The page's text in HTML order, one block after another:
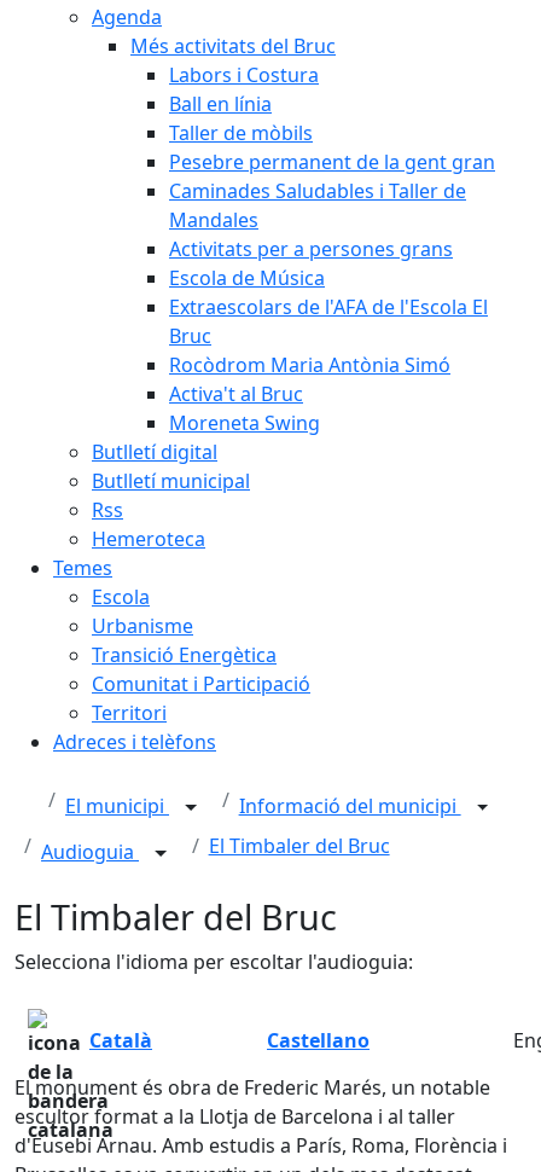
Agenda
Més activitats del Bruc
Labors i Costura
Ball en línia
Taller de mòbils
Pesebre permanent de la gent gran
Caminades Saludables i Taller de
Mandales
Activitats per a persones grans
Escola de Música
Extraescolars de l'AFA de l'Escola El
Bruc
Rocòdrom Maria Antònia Simó
Activa't al Bruc
Moreneta Swing
Butlletí digital
Butlletí municipal
Rss
Hemeroteca
Temes
Escola
Urbanisme
Transició Energètica
Comunitat i Participació
Territori
Adreces i telèfons
El municipi
Informació del municipi
Audioguia
El Timbaler del Bruc
El Timbaler del Bruc
Selecciona l'idioma per escoltar l'audioguia:
Català Castellano
El monument és obra de Frederic Marés, un notable
escultor format a la Llotja de Barcelona i al taller
d'Eusebi Arnau. Amb estudis a París, Roma, Florència i